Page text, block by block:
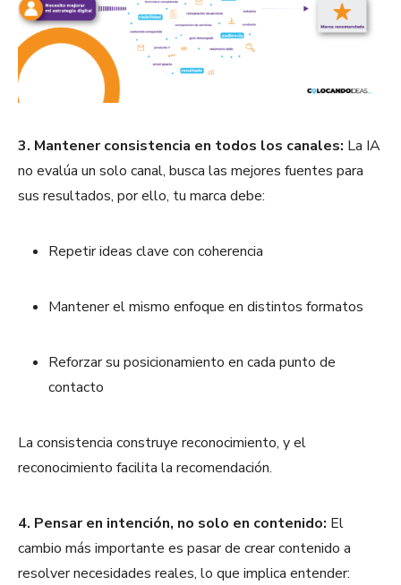
3. Mantener consistencia en todos los canales: La IA
no evalúa un solo canal, busca las mejores fuentes para
sus resultados, por ello, tu marca debe:
Repetir ideas clave con coherencia
Mantener el mismo enfoque en distintos formatos
Reforzar su posicionamiento en cada punto de
contacto
La consistencia construye reconocimiento, y el
reconocimiento facilita la recomendación.
4. Pensar en intención, no solo en contenido: El
cambio más importante es pasar de crear contenido a
resolver necesidades reales, lo que implica entender: